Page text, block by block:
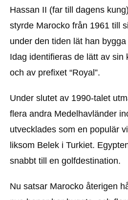
Hassan II (far till dagens
styrde Marocko från 1961 till
under den tiden lät han
Idag identifieras de lätt av sin
och av prefixet “Royal”.
Under slutet av 1990-talet
flera andra Medelhavländer
utvecklades som en populär
liksom Belek i Turkiet.
snabbt till en golfdestination.
Nu satsar Marocko återigen